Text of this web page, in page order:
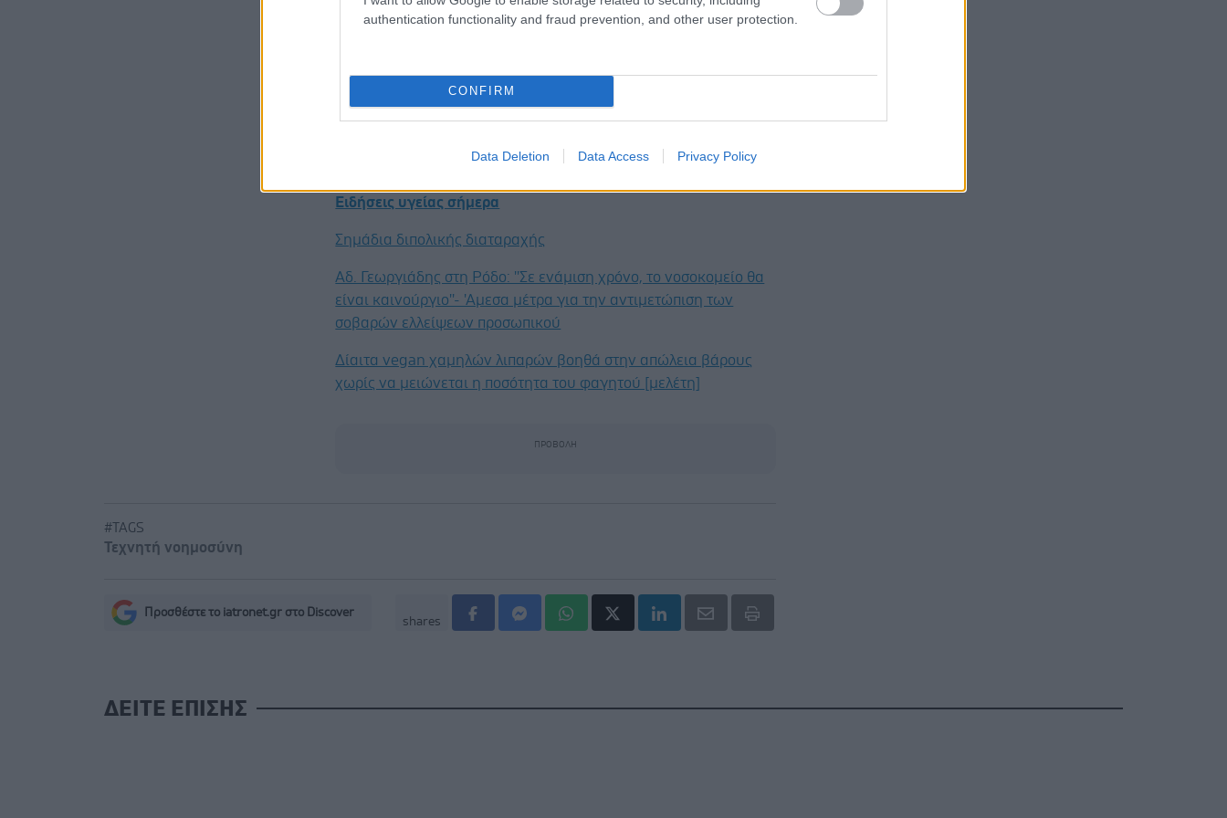
authentication functionality and fraud prevention, and other user protection.
CONFIRM
Data Deletion Data Access Privacy Policy
στόχο τη διαμόρφωση ενός κοινού πλαισίου εκπαιδευτικών και
ερευνητικών δράσεων στον ταχέως αναπτυσσόμενο τομέα της
Προσθέστε το iatronet.gr στο Discover
Ειδήσεις υγείας σήμερα
Σημάδια διπολικής διαταραχής
Αδ. Γεωργιάδης στη Ρόδο: ''Σε ενάμιση χρόνο, το νοσοκομείο θα
είναι καινούργιο''- 'Αμεσα μέτρα για την αντιμετώπιση των
σοβαρών ελλείψεων προσωπικού
Δίαιτα vegan χαμηλών λιπαρών βοηθά στην απώλεια βάρους
χωρίς να μειώνεται η ποσότητα του φαγητού [μελέτη]
#TAGS
Τεχνητή νοημοσύνη
Προσθέστε το iatronet.gr στο Discover
shares
ΔΕΙΤΕ ΕΠΙΣΗΣ